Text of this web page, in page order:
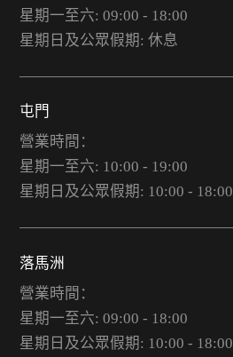
星期一至六: 09:00 - 18:00
星期日及公眾假期: 休息
屯門
營業時間：
星期一至六: 10:00 - 19:00
星期日及公眾假期: 10:00 - 18:00
落馬洲
營業時間：
星期一至六: 09:00 - 18:00
星期日及公眾假期: 10:00 - 18:00